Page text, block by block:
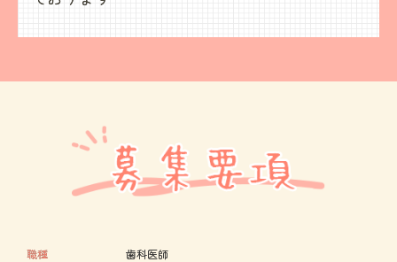
職種 歯科医師